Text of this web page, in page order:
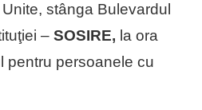
stânga Bulevardul
– SOSIRE, la ora
pentru persoanele cu